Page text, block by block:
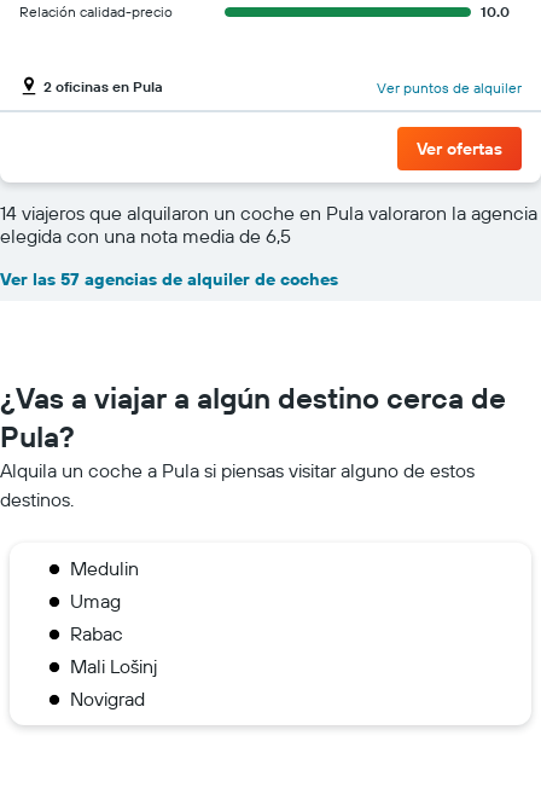
Relación calidad-precio
10.0
2 oficinas en Pula Ver puntos de alquiler
Ver ofertas
14 viajeros que alquilaron un coche en Pula valoraron la agencia
elegida con una nota media de 6,5
Ver las 57 agencias de alquiler de coches
¿Vas a viajar a algún destino cerca de
Pula?
Alquila un coche a Pula si piensas visitar alguno de estos
destinos.
Medulin
Umag
Rabac
Mali Lošinj
Novigrad